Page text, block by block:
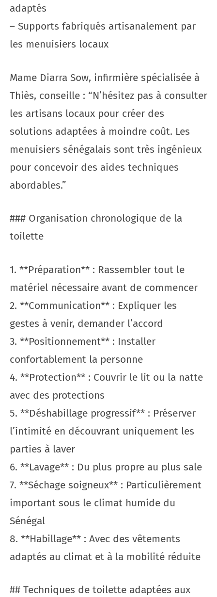
adaptés
– Supports fabriqués artisanalement par
les menuisiers locaux
Mame Diarra Sow, infirmière spécialisée à
Thiès, conseille : “N’hésitez pas à consulter
les artisans locaux pour créer des
solutions adaptées à moindre coût. Les
menuisiers sénégalais sont très ingénieux
pour concevoir des aides techniques
abordables.”
### Organisation chronologique de la
toilette
1. **Préparation** : Rassembler tout le
matériel nécessaire avant de commencer
2. **Communication** : Expliquer les
gestes à venir, demander l’accord
3. **Positionnement** : Installer
confortablement la personne
4. **Protection** : Couvrir le lit ou la natte
avec des protections
5. **Déshabillage progressif** : Préserver
l’intimité en découvrant uniquement les
parties à laver
6. **Lavage** : Du plus propre au plus sale
7. **Séchage soigneux** : Particulièrement
important sous le climat humide du
Sénégal
8. **Habillage** : Avec des vêtements
adaptés au climat et à la mobilité réduite
## Techniques de toilette adaptées aux